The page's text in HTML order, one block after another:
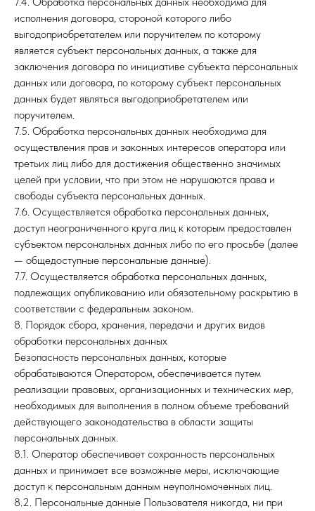
исполнения договора, стороной которого либо
выгодоприобретателем или поручителем по которому
является субъект персональных данных, а также для
заключения договора по инициативе субъекта персональных
данных или договора, по которому субъект персональных
данных будет являться выгодоприобретателем или
поручителем.
7.5. Обработка персональных данных необходима для
осуществления прав и законных интересов оператора или
третьих лиц либо для достижения общественно значимых
целей при условии, что при этом не нарушаются права и
свободы субъекта персональных данных.
7.6. Осуществляется обработка персональных данных,
доступ неограниченного круга лиц к которым предоставлен
субъектом персональных данных либо по его просьбе (далее
— общедоступные персональные данные).
7.7. Осуществляется обработка персональных данных,
подлежащих опубликованию или обязательному раскрытию в
соответствии с федеральным законом.
8. Порядок сбора, хранения, передачи и других видов
обработки персональных данных
Безопасность персональных данных, которые
обрабатываются Оператором, обеспечивается путем
реализации правовых, организационных и технических мер,
необходимых для выполнения в полном объеме требований
действующего законодательства в области защиты
персональных данных.
8.1. Оператор обеспечивает сохранность персональных
данных и принимает все возможные меры, исключающие
доступ к персональным данным неуполномоченных лиц.
8.2. Персональные данные Пользователя никогда, ни при